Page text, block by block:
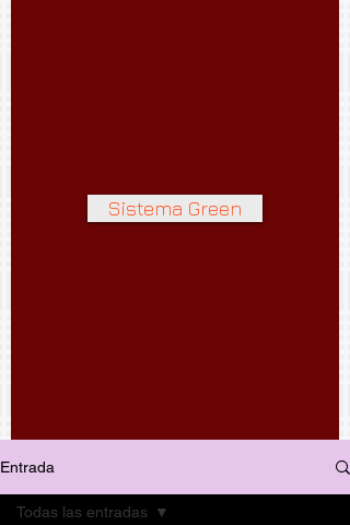
Sistema Green
Entrada
Todas las entradas